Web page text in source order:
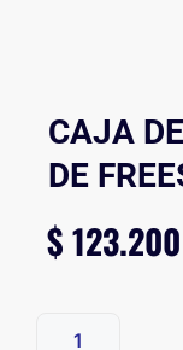
CAJA
DE
$123.200